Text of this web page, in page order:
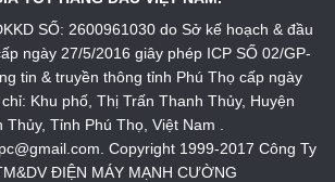
SỐ: 2600961030 do Sở kế hoạch & đầu
ngày 27/5/2016 giây phép ICP SỐ 02/GP-
tin & truyền thông tỉnh Phú Thọ cấp ngày
Khu phố, Thị Trấn Thanh Thủy, Huyện
Thủy, Tỉnh Phú Thọ, Việt Nam .
Copyright 1999-2017 Công Ty
ĐIỆN MÁY MẠNH CƯỜNG